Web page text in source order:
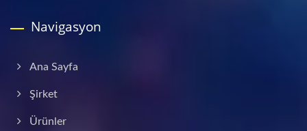
Navigasyon
Ana Sayfa
Şirket
Ürünler